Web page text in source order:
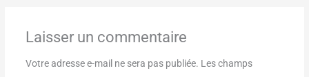
Laisser un commentaire
Votre adresse e-mail ne sera pas publiée. Les champs